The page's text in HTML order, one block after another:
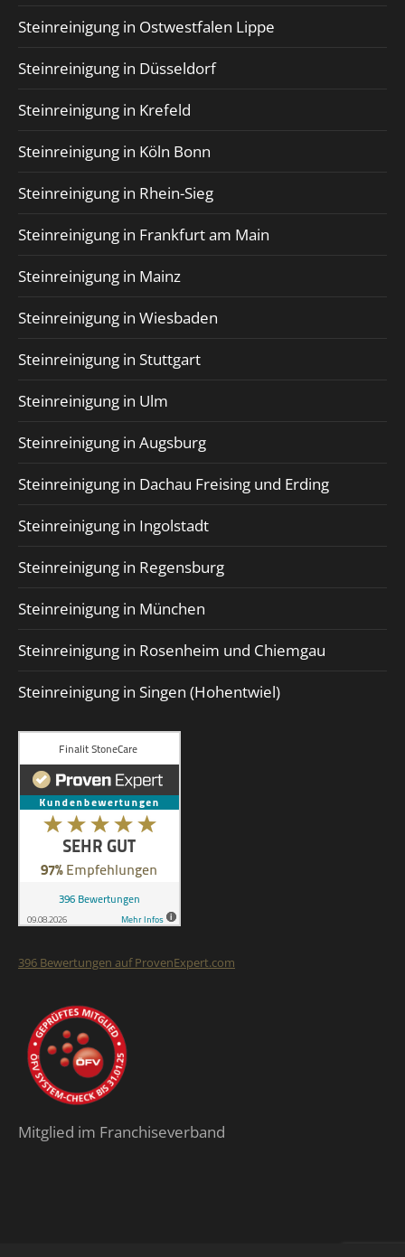
Steinreinigung in Ostwestfalen Lippe
Steinreinigung in Düsseldorf
Steinreinigung in Krefeld
Steinreinigung in Köln Bonn
Steinreinigung in Rhein-Sieg
Steinreinigung in Frankfurt am Main
Steinreinigung in Mainz
Steinreinigung in Wiesbaden
Steinreinigung in Stuttgart
Steinreinigung in Ulm
Steinreinigung in Augsburg
Steinreinigung in Dachau Freising und Erding
Steinreinigung in Ingolstadt
Steinreinigung in Regensburg
Steinreinigung in München
Steinreinigung in Rosenheim und Chiemgau
Steinreinigung in Singen (Hohentwiel)
396 Bewertungen auf ProvenExpert.com
Mitglied im Franchiseverband